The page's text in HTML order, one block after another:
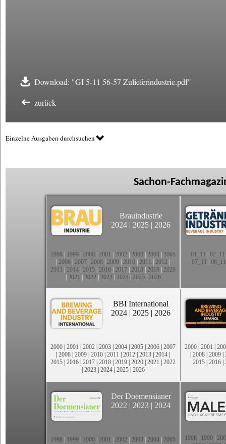
Download: "GI 5-11 56-57 Zulieferindustrie.pdf"
zurück
Einzelne Ausgaben durchsuchen
Sachon-
Brauindustrie
2024 | 2025 | 2026
1998 1999 2000 2001 2002 2003 2004 2005
2006 2007 2008 2009 2010 2011 2012
2013 2014 2015 2016 2017 2018 2019 2020
2021 2022 2023| 2024| 2025| 2026
01_11 02_11
07_11
08_11
BBI International
2024 | 2025 | 2026
2000 | 2001 | 2002 | 2003 | 2004 | 2005 | 2006 | 2007
| 2008 | 2009 | 2010 | 2011 | 2012 | 2013 | 2014 |
2015 | 2016 | 2017 | 2018 | 2019 | 2020 | 2021 | 2022
| 2023| 2024| 2025| 2026
2000 | 2001 |
| 2008 | 2009 |
2015 | 2016 |
Der Doemensianer
2022 | 2023 | 2024
1998 1999 2000 2001 2002 2003 2004 2005
1998 1999